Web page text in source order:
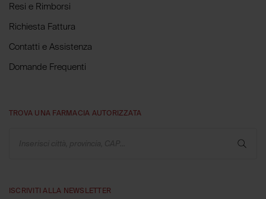
Resi e Rimborsi
Richiesta Fattura
Contatti e Assistenza
Domande Frequenti
TROVA UNA FARMACIA AUTORIZZATA
ISCRIVITI ALLA NEWSLETTER